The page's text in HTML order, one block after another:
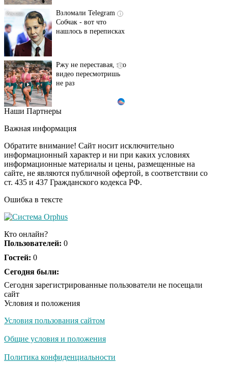
i
Взломали Telegram
Собчак - вот что
нашлось в переписках
i
Ржу не переставая, это
видео пересмотришь
не раз
Ролик длится пару
шоке от увиденного
i
Ролик из Омска: вы
будете смеяться долго
Королева вагона
Наши Партнеры
Важная информация
Обратите внимание! Сайт носит исключительно
информационный характер и ни при каких условиях
информационные материалы и цены, размещенные на
сайте, не являются публичной офертой, в соответствии со
ст. 435 и 437 Гражданского кодекса РФ.
Ошибка в тексте
Кто онлайн?
Пользователей: 0
Гостей: 0
Сегодня были:
Сегодня зарегистрированные пользователи не посещали
сайт
Условия и положения
Условия пользования сайтом
Общие условия и положения
Политика конфиденциальности